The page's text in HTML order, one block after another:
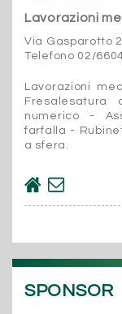
Lavorazioni
Via Gasparotto
Telefono 02/
Lavorazioni
Fresalesatura
numerico -
farfalla -
a sfera.
SPONSOR